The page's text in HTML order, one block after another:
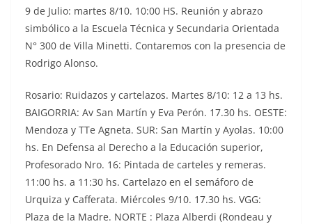
9 de Julio: martes 8/10. 10:00 HS. Reunión y abrazo
simbólico a la Escuela Técnica y Secundaria Orientada
N° 300 de Villa Minetti. Contaremos con la presencia de
Rodrigo Alonso.
Rosario: Ruidazos y cartelazos. Martes 8/10: 12 a 13 hs.
BAIGORRIA: Av San Martín y Eva Perón. 17.30 hs. OESTE:
Mendoza y TTe Agneta. SUR: San Martín y Ayolas. 10:00
hs. En Defensa al Derecho a la Educación superior,
Profesorado Nro. 16: Pintada de carteles y remeras.
11:00 hs. a 11:30 hs. Cartelazo en el semáforo de
Urquiza y Cafferata. Miércoles 9/10. 17.30 hs. VGG:
Plaza de la Madre. NORTE : Plaza Alberdi (Rondeau y